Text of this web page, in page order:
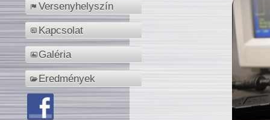
Versenyhelyszín
Kapcsolat
Galéria
Eredmények